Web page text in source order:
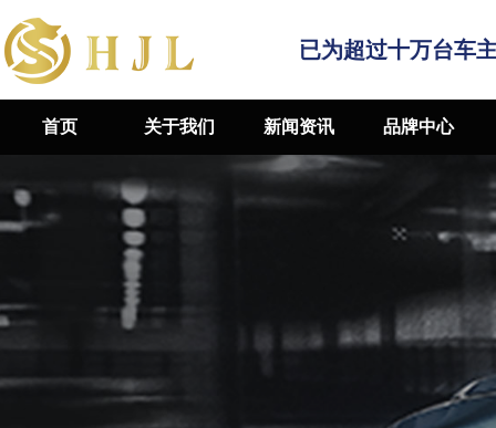
已为超过十万台车
首页 关于我们 新闻资讯 品牌中心